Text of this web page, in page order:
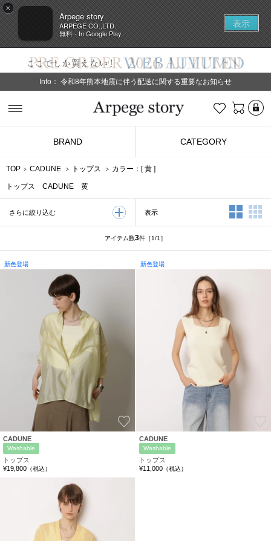
×
Arpege story
ARPEGE CO.,LTD.
無料 - In Google Play
表示
Info： 令和8年熊本地震に伴う配送に関する重要なお知らせ
お気に入り
BRAND CATEGORY
TOP CADUNE トップス カラー：[黄 ]
トップス CADUNE 黄
さらに絞り込む 表示 2列表示
アイテム数3件 ［1/1］
新色登場
CADUNE
Washable
トップス
¥19,800 （税込）
新色登場
CADUNE
Washable
トップス
¥11,000 （税込）